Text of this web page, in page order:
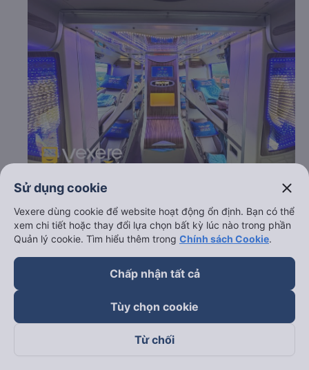
Tuấn Hiệp
Giờ xuất phát ở Nha Trang - Khánh Hòa: 13:40
Thời gian chạy từ Nha Trang - Khánh Hòa đi Vĩnh
Long - Vĩnh Long của nhà xe
d. Các điểm đón khách của nhà xe Tuấn Hiệp
Bến Xe Phía Bắc Nha Trang
Sử dụng cookie close
Vexere dùng cookie để website hoạt động ổn định. Bạn có thể
xem chi tiết hoặc thay đổi lựa chọn bất kỳ lúc nào trong phần
Quản lý cookie. Tìm hiểu thêm trong Chính sách Cookie.
Chấp nhận tất cả
Tùy chọn cookie
Từ chối